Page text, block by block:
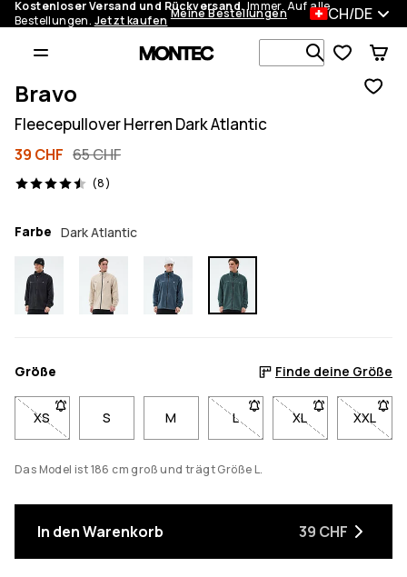
Kostenloser Versand und Rückversand.Immer. Auf alle
Bestellungen. Jetzt kaufen Meine Bestellungen CH/DE
Bravo
Fleecepullover Herren Dark Atlantic
39 CHF 65 CHF
(8)
8 Reviews, 4.5/5
Farbe Dark Atlantic
Größe Finde deine Größe
XS- Größe XS nicht verfügbar. Klicke, um benachrichtigt zu
S M L- Größe L nicht verfügbar.
XL- Größe XL nicht
XXL
-
Das Model ist 186 cm groß und trägt Größe L.
In den Warenkorb 39 CHF